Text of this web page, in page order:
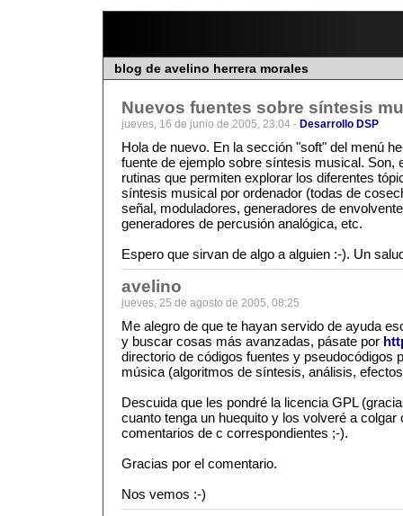
blog de avelino herrera morales
Nuevos fuentes sobre síntesis
jueves, 16 de junio de 2005, 23:04 - Desarrollo DSP
Hola de nuevo. En la sección "soft" del menú
fuente de ejemplo sobre síntesis musical. Son,
rutinas que permiten explorar los diferentes
síntesis musical por ordenador (todas de
señal, moduladores, generadores de
generadores de percusión analógica, etc.
Espero que sirvan de algo a alguien :-). Un
avelino
jueves, 25 de agosto de 2005, 08:25
Me alegro de que te hayan servido de ayuda
y buscar cosas más avanzadas, pásate por
directorio de códigos fuentes y pseudocódigos
música (algoritmos de síntesis, análisis,
Descuida que les pondré la licencia GPL
cuanto tenga un huequito y los volveré a
comentarios de c correspondientes ;-).
Gracias por el comentario.
Nos vemos :-)